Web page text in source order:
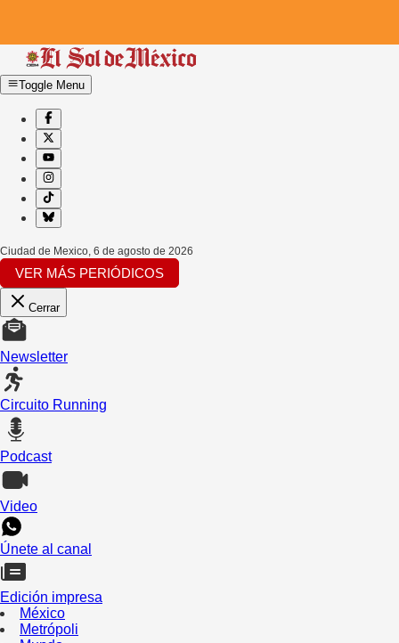
Toggle Menu
Ciudad de Mexico, 6 de agosto de 2026
VER MÁS PERIÓDICOS
Cerrar
Newsletter
Circuito Running
Podcast
Video
Únete al canal
Edición impresa
México
Metrópoli